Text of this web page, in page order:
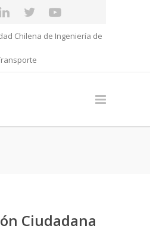
Chilena de Ingeniería de
Ciudadana